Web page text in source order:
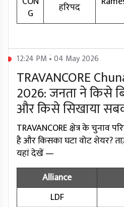
G
हरिपद
12:24 PM • 04 May 2026
TRAVANCORE
2026: जनता ने किसे
और किसे सिखाया
TRAVANCORE क्षेत्र के चुनाव
है और किसका घटा वोट शेयर?
यहां देखें —
Alliance
LDF